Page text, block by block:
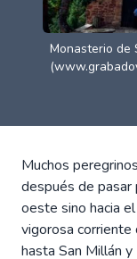
Monasterio de
Muchos
después de pasar
oeste sino hacia
vigorosa corriente
hasta San Millán